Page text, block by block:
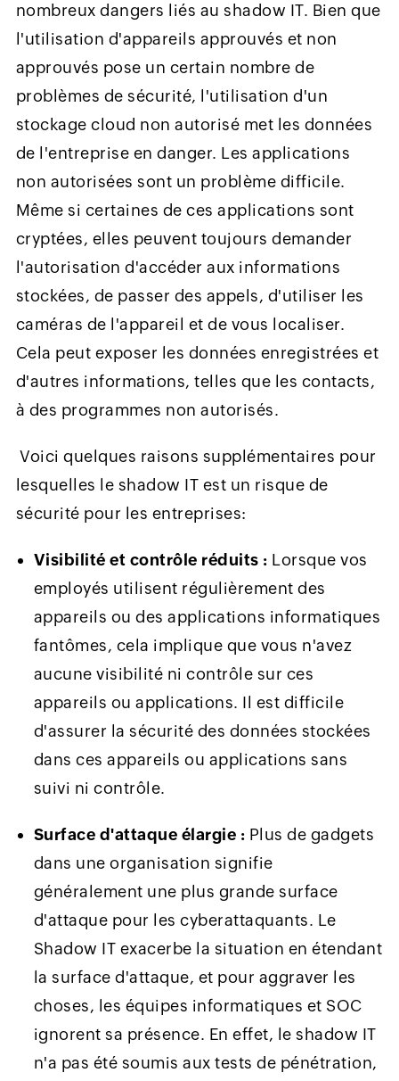
nombreux dangers liés au shadow IT. Bien que
l'utilisation d'appareils approuvés et non
approuvés pose un certain nombre de
problèmes de sécurité, l'utilisation d'un
stockage cloud non autorisé met les données
de l'entreprise en danger. Les applications
non autorisées sont un problème difficile.
Même si certaines de ces applications sont
cryptées, elles peuvent toujours demander
l'autorisation d'accéder aux informations
stockées, de passer des appels, d'utiliser les
caméras de l'appareil et de vous localiser.
Cela peut exposer les données enregistrées et
d'autres informations, telles que les contacts,
à des programmes non autorisés.
Voici quelques raisons supplémentaires pour
lesquelles le shadow IT est un risque de
sécurité pour les entreprises:
Visibilité et contrôle réduits : Lorsque vos
employés utilisent régulièrement des
appareils ou des applications informatiques
fantômes, cela implique que vous n'avez
aucune visibilité ni contrôle sur ces
appareils ou applications. Il est difficile
d'assurer la sécurité des données stockées
dans ces appareils ou applications sans
suivi ni contrôle.
Surface d'attaque élargie : Plus de gadgets
dans une organisation signifie
généralement une plus grande surface
d'attaque pour les cyberattaquants. Le
Shadow IT exacerbe la situation en étendant
la surface d'attaque, et pour aggraver les
choses, les équipes informatiques et SOC
ignorent sa présence. En effet, le shadow IT
n'a pas été soumis aux tests de pénétration,